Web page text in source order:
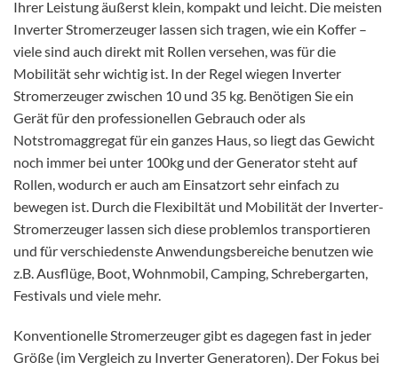
Ihrer Leistung äußerst klein, kompakt und leicht. Die meisten
Inverter Stromerzeuger lassen sich tragen, wie ein Koffer –
viele sind auch direkt mit Rollen versehen, was für die
Mobilität sehr wichtig ist. In der Regel wiegen Inverter
Stromerzeuger zwischen 10 und 35 kg. Benötigen Sie ein
Gerät für den professionellen Gebrauch oder als
Notstromaggregat für ein ganzes Haus, so liegt das Gewicht
noch immer bei unter 100kg und der Generator steht auf
Rollen, wodurch er auch am Einsatzort sehr einfach zu
bewegen ist. Durch die Flexibiltät und Mobilität der Inverter-
Stromerzeuger lassen sich diese problemlos transportieren
und für verschiedenste Anwendungsbereiche benutzen wie
z.B. Ausflüge, Boot, Wohnmobil, Camping, Schrebergarten,
Festivals und viele mehr.
Konventionelle Stromerzeuger gibt es dagegen fast in jeder
Größe (im Vergleich zu Inverter Generatoren). Der Fokus bei